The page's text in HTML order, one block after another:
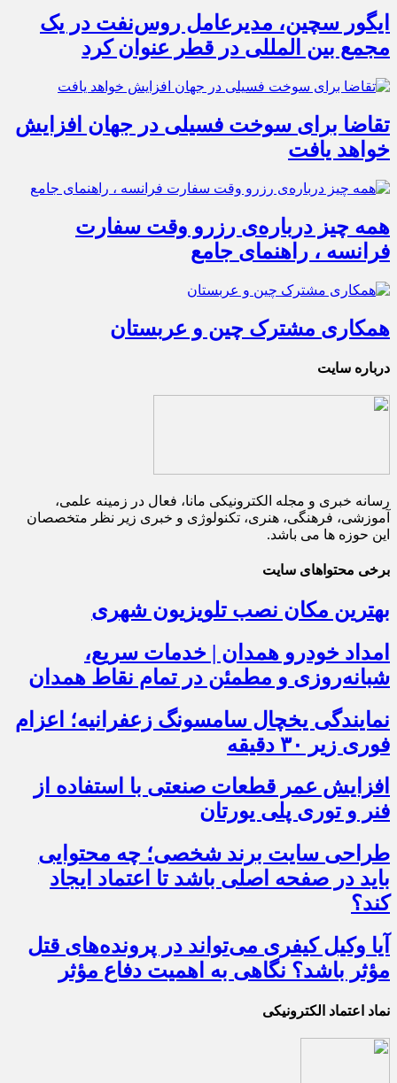
ایگور سچین، مدیرعامل روس‌نفت در یک
مجمع بین المللی در قطر عنوان کرد
تقاضا برای سوخت فسیلی در جهان افزایش
خواهد یافت
همه چیز درباره‌ی رزرو وقت سفارت
فرانسه ، راهنمای جامع
همکاری مشترک چین و عربستان
درباره سایت
رسانه خبری و مجله الکترونیکی مانا، فعال در زمینه علمی،
آموزشی، فرهنگی، هنری، تکنولوژی و خبری زیر نظر متخصصان
این حوزه ها می باشد.
برخی محتواهای سایت
بهترین مکان نصب تلویزیون شهری
امداد خودرو همدان | خدمات سریع،
شبانه‌روزی و مطمئن در تمام نقاط همدان
نمایندگی یخچال سامسونگ زعفرانیه؛ اعزام
فوری زیر ۳۰ دقیقه
افزایش عمر قطعات صنعتی با استفاده از
فنر و توری پلی یورتان
طراحی سایت برند شخصی؛ چه محتوایی
باید در صفحه اصلی باشد تا اعتماد ایجاد
کند؟
آیا وکیل کیفری می‌تواند در پرونده‌های قتل
مؤثر باشد؟ نگاهی به اهمیت دفاع مؤثر
نماد اعتماد الکترونیکی